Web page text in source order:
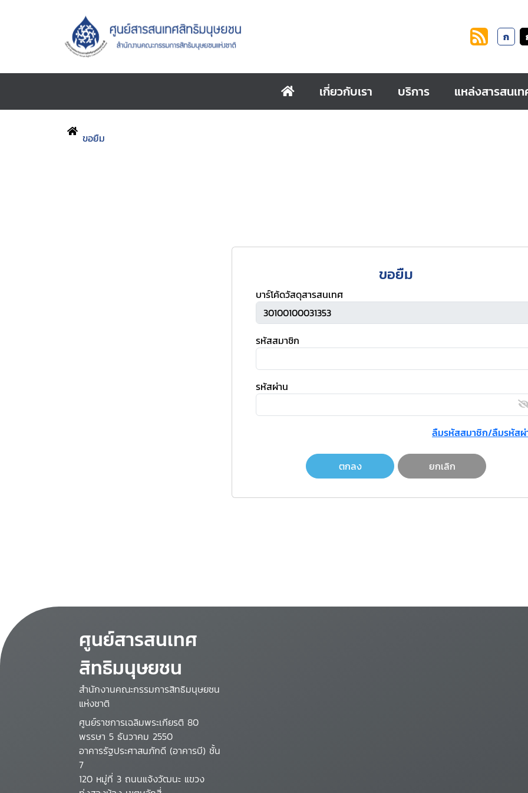
ก
เกี่ยวกับเรา บริการ แหล่งสารสนเ
ขอยืม
ขอยืม
บาร์โค้ดวัสดุสารสนเทศ
รหัสสมาชิก
รหัสผ่าน
ลืมรหัสสมาชิก/ลืมรหัสผ่
ตกลง ยกเลิก
ศูนย์สารสนเทศ
สิทธิมนุษยชน
สำนักงานคณะกรรมการสิทธิมนุษยชน
แห่งชาติ
ศูนย์ราชการเฉลิมพระเกียรติ 80
พรรษา 5 ธันวาคม 2550
อาคารรัฐประศาสนภักดี (อาคารบี) ชั้น
7
120 หมู่ที่ 3 ถนนแจ้งวัฒนะ แขวง